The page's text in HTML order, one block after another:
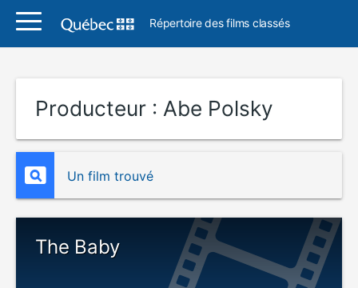
Répertoire des films classés
Producteur : Abe Polsky
Un film trouvé
The Baby